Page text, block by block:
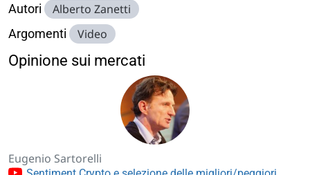
Autori Alberto Zanetti
Argomenti Video
Opinione sui mercati
Eugenio Sartorelli